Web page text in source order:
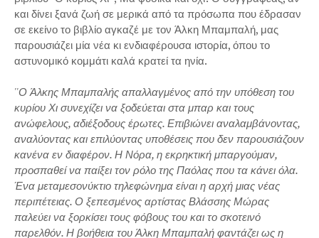
και δίνει ξανά ζωή σε μερικά από τα πρόσωπα που έδρασαν
σε εκείνο το βιβλίο αγκαζέ με τον Άλκη Μπαμπαλή, μας
παρουσιάζει μία νέα κι ενδιαφέρουσα ιστορία, όπου το
αστυνομικό κομμάτι καλά κρατεί τα ηνία.
''Ο Άλκης Μπαμπαλής απαλλαγμένος από την υπόθεση του
κυρίου Χι συνεχίζει να ξοδεύεται στα μπαρ και τους
ανώφελους, αδιέξοδους έρωτες. Επιβιώνει αναλαμβάνοντας,
αναλύοντας και επιλύοντας υποθέσεις που δεν παρουσιάζουν
κανένα εν διαφέρον. Η Νόρα, η εκρηκτική μπαργούμαν,
προσπαθεί να παίξει τον ρόλο της Παόλας που τα κάνει όλα.
Ένα μεταμεσονύκτιο τηλεφώνημα είναι η αρχή μιας νέας
περιπέτειας. Ο ξεπεσμένος αρτίστας Βλάσσης Μώρας
παλεύει να ξορκίσει τους φόβους του και το σκοτεινό
παρελθόν. Η βοήθεια του Άλκη Μπαμπαλή φαντάζει ως η